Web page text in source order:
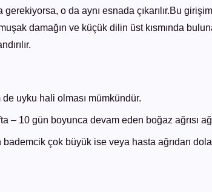
o da aynı esnada çıkarılır.Bu
damağın ve küçük dilin üst kısmında
uyku hali olması mümkündür.
– 10 gün boyunca devam eden boğaz ağrısı
çok büyük ise veya hasta ağrıdan